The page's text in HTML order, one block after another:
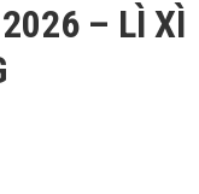
– LÌ XÌ